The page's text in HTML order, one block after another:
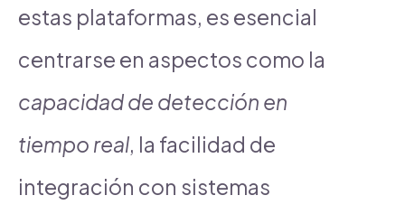
estas plataformas, es esencial
centrarse en aspectos como la
capacidad de detección en
tiempo real, la facilidad de
integración con sistemas